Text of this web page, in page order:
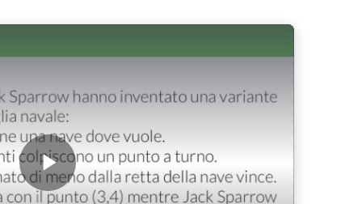
Play Video